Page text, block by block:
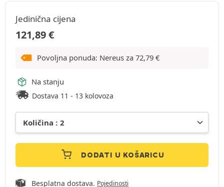
Jedinična cijena
121,89€
Povoljna ponuda: Nereus za 72,79 €
Na stanju
Dostava 11 - 13 kolovoza
DODATI U KOŠARICU
Besplatna dostava. Pojedinosti